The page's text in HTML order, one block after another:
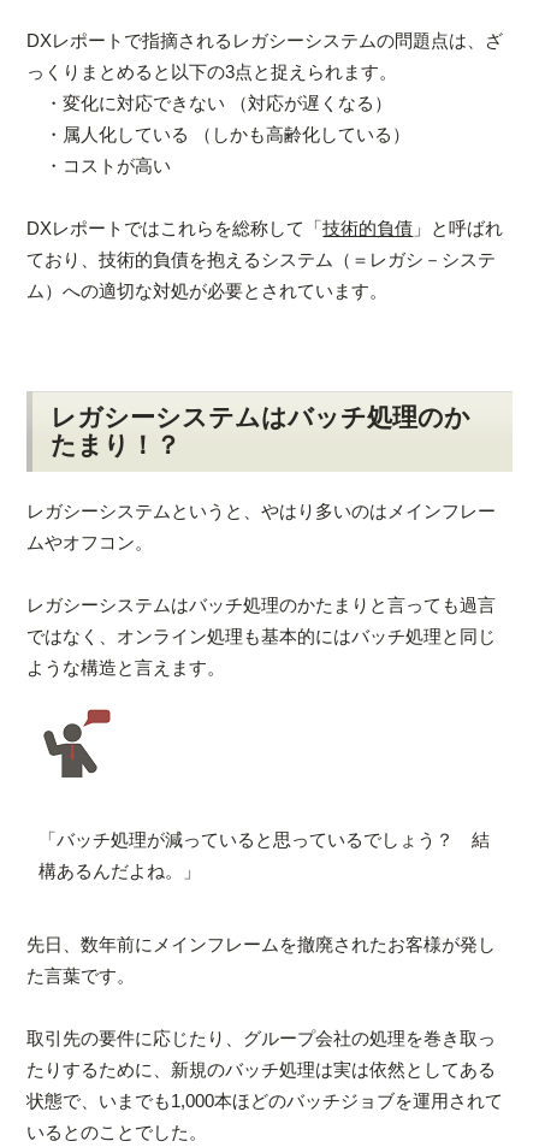
DXレポートで指摘されるレガシーシステムの問題点は、ざ
っくりまとめると以下の3点と捉えられます。
・変化に対応できない （対応が遅くなる）
・属人化している （しかも高齢化している）
・コストが高い
DXレポートではこれらを総称して「技術的負債 」と呼ばれ
ており、技術的負債を抱えるシステム（＝レガシ－システ
ム）への適切な対処が必要とされています。
レガシーシステムはバッチ処理のか
たまり！？
レガシーシステムというと、やはり多いのはメインフレー
ムやオフコン。
レガシーシステムはバッチ処理のかたまりと言っても過言
ではなく、オンライン処理も基本的にはバッチ処理と同じ
ような構造と言えます。
「バッチ処理が減っていると思っているでしょう？ 結
構あるんだよね。」
先日、数年前にメインフレームを撤廃されたお客様が発し
た言葉です。
取引先の要件に応じたり、グループ会社の処理を巻き取っ
たりするために、新規のバッチ処理は実は依然としてある
状態で、いまでも1,000本ほどのバッチジョブを運用されて
いるとのことでした。